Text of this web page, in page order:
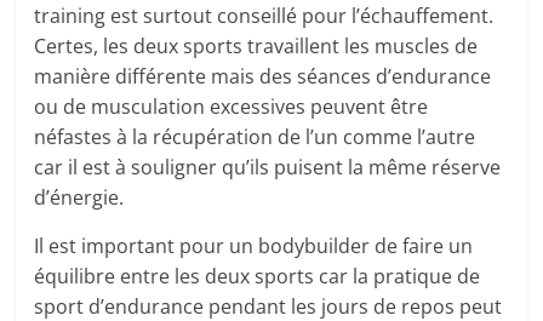
training est surtout conseillé pour l’échauffement.
Certes, les deux sports travaillent les muscles de
manière différente mais des séances d’endurance
ou de musculation excessives peuvent être
néfastes à la récupération de l’un comme l’autre
car il est à souligner qu’ils puisent la même réserve
d’énergie.
Il est important pour un bodybuilder de faire un
équilibre entre les deux sports car la pratique de
sport d’endurance pendant les jours de repos peut